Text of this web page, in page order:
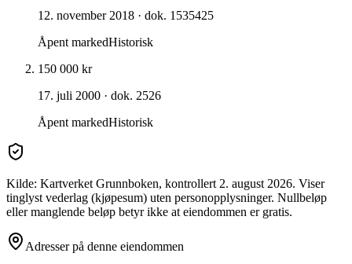
12. november 2018 · dok. 1535425
Åpent markedHistorisk
150 000 kr
17. juli 2000 · dok. 2526
Åpent markedHistorisk
Kilde: Kartverket Grunnboken, kontrollert 2. august 2026. Viser
tinglyst vederlag (kjøpesum) uten personopplysninger. Nullbeløp
eller manglende beløp betyr ikke at eiendommen er gratis.
Adresser på denne eiendommen